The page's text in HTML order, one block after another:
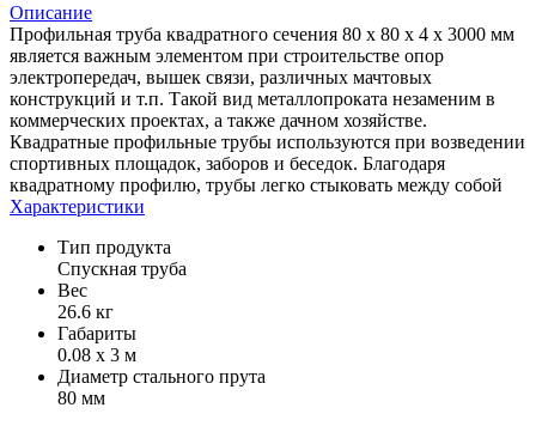
Описание
Профильная труба квадратного сечения 80 х 80 х 4 x 3000 мм
является важным элементом при строительстве опор
электропередач, вышек связи, различных мачтовых
конструкций и т.п. Такой вид металлопроката незаменим в
коммерческих проектах, а также дачном хозяйстве.
Квадратные профильные трубы используются при возведении
спортивных площадок, заборов и беседок. Благодаря
квадратному профилю, трубы легко стыковать между собой
Характеристики
Тип продукта
Спускная труба
Вес
26.6 кг
Габариты
0.08 х 3 м
Диаметр стального прута
80 мм